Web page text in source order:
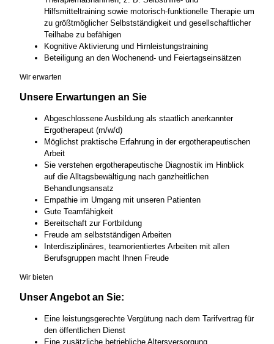
Hilfsmitteltraining sowie motorisch-funktionelle Therapie um
zu größtmöglicher Selbstständigkeit und gesellschaftlicher
Teilhabe zu befähigen
Kognitive Aktivierung und Hirnleistungstraining
Beteiligung an den Wochenend- und Feiertagseinsätzen
Wir erwarten
Unsere Erwartungen an Sie
Abgeschlossene Ausbildung als staatlich anerkannter
Ergotherapeut (m/w/d)
Möglichst praktische Erfahrung in der ergotherapeutischen
Arbeit
Sie verstehen ergotherapeutische Diagnostik im Hinblick
auf die Alltagsbewältigung nach ganzheitlichen
Behandlungsansatz
Empathie im Umgang mit unseren Patienten
Gute Teamfähigkeit
Bereitschaft zur Fortbildung
Freude am selbstständigen Arbeiten
Interdisziplinäres, teamorientiertes Arbeiten mit allen
Berufsgruppen macht Ihnen Freude
Wir bieten
Unser Angebot an Sie:
Eine leistungsgerechte Vergütung nach dem Tarifvertrag für
den öffentlichen Dienst
Eine zusätzliche betriebliche Altersversorgung